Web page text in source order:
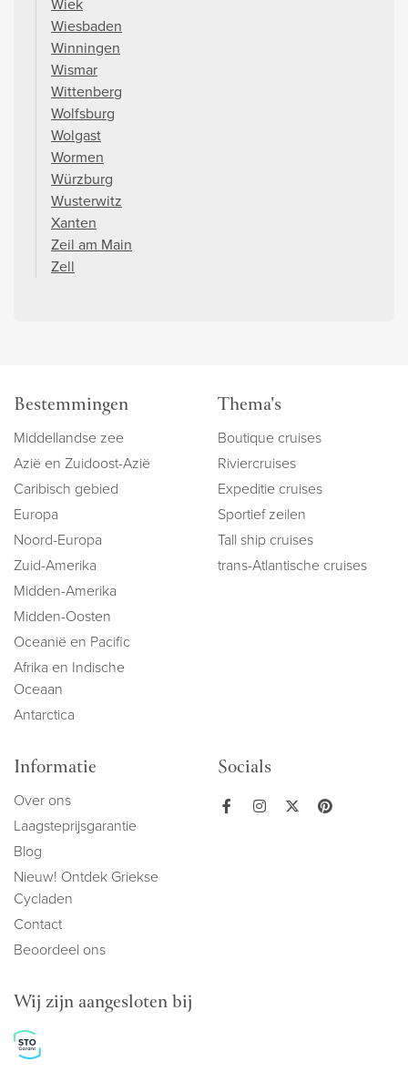
Wiesbaden
Winningen
Wismar
Wittenberg
Wolfsburg
Wolgast
Wormen
Würzburg
Wusterwitz
Xanten
Zeil am Main
Zell
Bestemmingen
Middellandse zee
Azië en Zuidoost-Azië
Caribisch gebied
Europa
Noord-Europa
Zuid-Amerika
Midden-Amerika
Midden-Oosten
Oceanië en Pacific
Afrika en Indische
Oceaan
Antarctica
Thema's
Boutique cruises
Riviercruises
Expeditie cruises
Sportief zeilen
Tall ship cruises
trans-Atlantische cruises
Informatie
Over ons
Laagsteprijsgarantie
Blog
Nieuw! Ontdek Griekse
Cycladen
Contact
Beoordeel ons
Socials
Wij zijn aangesloten bij